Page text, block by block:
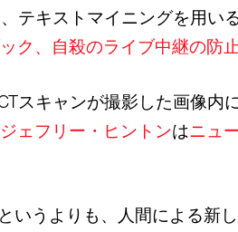
テキストマイニングを用い
ク、自殺のライブ中継の防
スキャンが撮影した画像内
ジェフリー・ヒントンはニュ
うよりも、人間による新